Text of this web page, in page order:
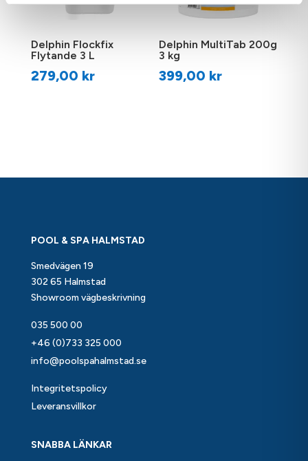
Delphin Flockfix
Flytande 3 L
279,00 kr
Delphin MultiTab 200g
3 kg
399,00 kr
POOL & SPA HALMSTAD
Smedvägen 19
302 65 Halmstad
Showroom vägbeskrivning
035 500 00
+46 (0)733 325 000
info@poolspahalmstad.se
Integritetspolicy
Leveransvillkor
SNABBA LÄNKAR